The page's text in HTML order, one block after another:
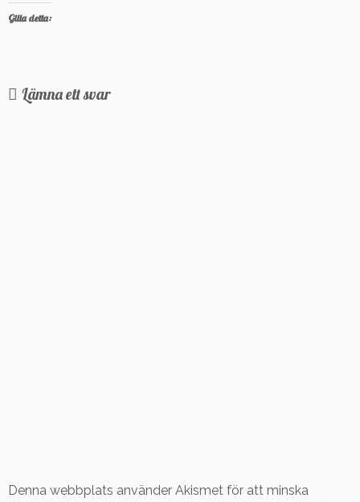
Gilla detta:
Lämna ett svar
Denna webbplats använder Akismet för att minska